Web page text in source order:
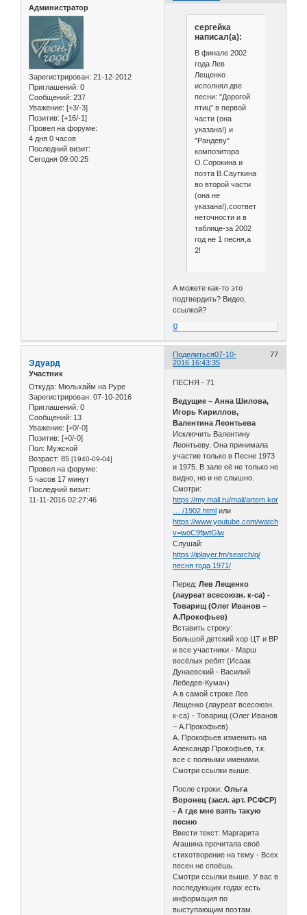
Администратор
Зарегистрирован: 21-12-2012
Приглашений: 0
Сообщений: 237
Уважение: [+3/-3]
Позитив: [+16/-1]
Провел на форуме:
4 дня 0 часов
Последний визит:
Сегодня 09:00:25
сергейка
написал(а):
В финале 2002
года Лев
Лещенко
исполнял две
песни: "Дорогой
птиц" в первой
части (она
указана!) и
"Рандеву"
композитора
О.Сорокина и
поэта В.Сауткина
во второй части
(она не
указана!),соответственно
неточности и в
таблице-за 2002
год не 1 песня,а
2!
А можете как-то это
подтвердить? Видео,
ссылкой?
0
Поделиться 77
07-10-
2016 16:43:35
Эдуард
Участник
Откуда: Мюльхайм на Руре
Зарегистрирован: 07-10-2016
Приглашений: 0
Сообщений: 13
Уважение: [+0/-0]
Позитив: [+0/-0]
Пол: Мужской
Возраст: 85 [1940-09-04]
Провел на форуме:
5 часов 17 минут
Последний визит:
11-11-2016 02:27:46
ПЕСНЯ - 71
Ведущие – Анна Шилова,
Игорь Кириллов,
Валентина Леонтьева
Исключить Валентину
Леонтьеву. Она принимала
участие только в Песне 1973
и 1975. В зале её не только не
видно, но и не слышно.
Смотри:
https://my.mail.ru/mail/artem.korukin/v
… /1902.html или
https://www.youtube.com/watch?
v=woC9fjwtGlw
Слушай:
https://iplayer.fm/search/q/
песня года 1971/
Перед:Лев Лещенко
(лауреат всесоюзн. к-са) -
Товарищ (Олег Иванов –
А.Прокофьев)
Вставить строку:
Большой детский хор ЦТ и ВР
и все участники - Марш
весёлых ребят (Исаак
Дунаевский - Василий
Лебедев-Кумач)
А в самой строке Лев
Лещенко (лауреат всесоюзн.
к-са) - Товарищ (Олег Иванов
– А.Прокофьев)
А. Прокофьев изменить на
Александр Прокофьев, т.к.
все с полными именами.
Смотри ссылки выше.
После строки:Ольга
Воронец (засл. арт. РСФСР)
- А где мне взять такую
песню
Ввести текст: Маргарита
Агашина прочитала своё
стихотворение на тему - Всех
песен не споёшь.
Смотри ссылки выше. У вас в
последующих годах есть
информация по
выступающим поэтам.